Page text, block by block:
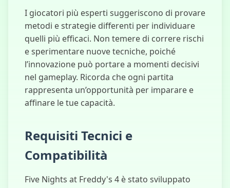
I giocatori più esperti suggeriscono di provare
metodi e strategie differenti per individuare
quelli più efficaci. Non temere di correre rischi
e sperimentare nuove tecniche, poiché
l’innovazione può portare a momenti decisivi
nel gameplay. Ricorda che ogni partita
rappresenta un’opportunità per imparare e
affinare le tue capacità.
Requisiti Tecnici e
Compatibilità
Five Nights at Freddy's 4 è stato sviluppato